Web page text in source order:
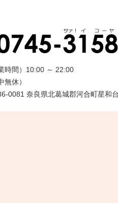
時間） 10:00 ～ 22:00
無休）
0081 奈良県北葛城郡河合町星和